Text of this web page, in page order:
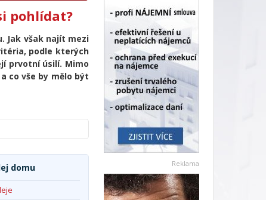
Reklama
pohlídat?
Jak však najít mezi
podle kterých
prvotní úsilí. Mimo
co vše by mělo být
domu